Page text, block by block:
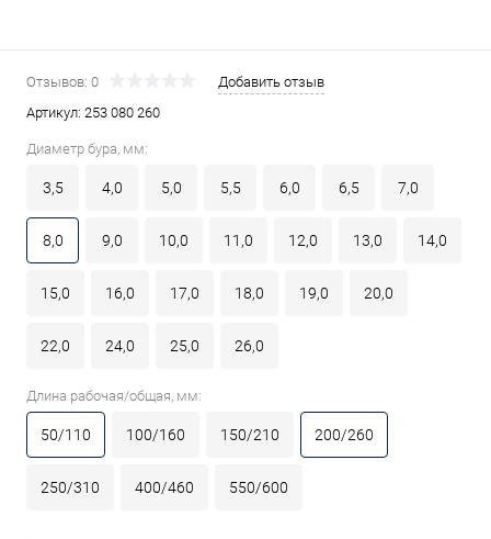
Отзывов: 0
Добавить отзыв
Артикул: 253 080 260
Диаметр бура, мм:
3,5 4,0 5,0 5,5 6,0 6,5 7,0
8,0 9,0 10,0 11,0 12,0 13,0 14,0
15,0 16,0 17,0 18,0 19,0 20,0
22,0 24,0 25,0 26,0
Длина рабочая/общая, мм:
50/110 100/160 150/210 200/260
250/310 400/460 550/600